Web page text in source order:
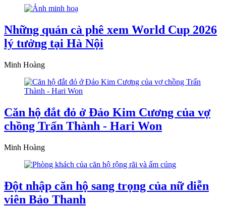
Những quán cà phê xem World Cup 2026
lý tưởng tại Hà Nội
Minh Hoàng
Căn hộ đắt đỏ ở Đảo Kim Cương của vợ
chồng Trấn Thành - Hari Won
Minh Hoàng
Đột nhập căn hộ sang trọng của nữ diễn
viên Bảo Thanh